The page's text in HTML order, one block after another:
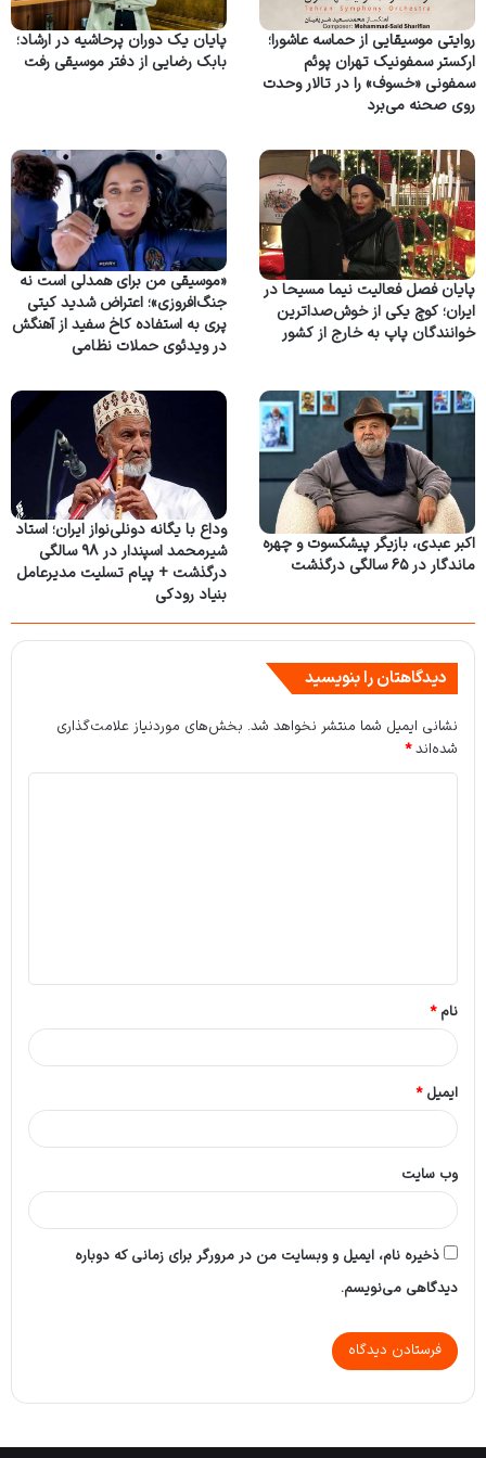
روایتی موسیقایی از حماسه عاشورا؛
ارکستر سمفونیک تهران پوئم
سمفونی «خسوف» را در تالار وحدت
روی صحنه می‌برد
پایان یک دوران پرحاشیه در ارشاد؛
بابک رضایی از دفتر موسیقی رفت
پایان فصل فعالیت نیما مسیحا در
ایران؛ کوچ یکی از خوش‌صداترین
خوانندگان پاپ به خارج از کشور
«موسیقی من برای همدلی است نه
جنگ‌افروزی»؛ اعتراض شدید کیتی
پری به استفاده کاخ سفید از آهنگش
در ویدئوی حملات نظامی
اکبر عبدی، بازیگر پیشکسوت و چهره
ماندگار در ۶۵ سالگی درگذشت
وداع با یگانه دونلی‌نواز ایران؛ استاد
شیرمحمد اسپندار در ۹۸ سالگی
درگذشت + پیام تسلیت مدیرعامل
بنیاد رودکی
دیدگاهتان را بنویسید
نشانی ایمیل شما منتشر نخواهد شد. بخش‌های موردنیاز علامت‌گذاری
شده‌اند*
*
نام*
ایمیل*
وب‌ سایت
ذخیره نام، ایمیل و وبسایت من در مرورگر برای زمانی که دوباره
دیدگاهی می‌نویسم.